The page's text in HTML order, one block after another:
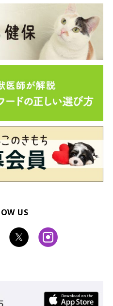
ゾチックショートヘアのム
US